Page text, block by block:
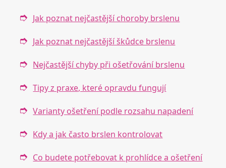
Jak poznat nejčastější choroby brslenu
Jak poznat nejčastější škůdce brslenu
Nejčastější chyby při ošetřování brslenu
Tipy z praxe, které opravdu fungují
Varianty ošetření podle rozsahu napadení
Kdy a jak často brslen kontrolovat
Co budete potřebovat k prohlídce a ošetření